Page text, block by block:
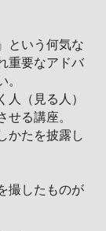
という何気な
重要なアドバ
（見る人）
る講座。
かたを披露し
撮したものが